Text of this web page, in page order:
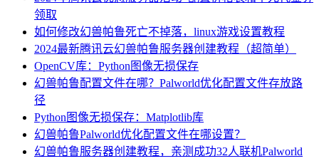
领取
如何修改幻兽帕鲁死亡不掉落，linux游戏设置教程
2024最新腾讯云幻兽帕鲁服务器创建教程（超简单）
OpenCV库：Python图像无损保存
幻兽帕鲁配置文件在哪？Palworld优化配置文件存放路
径
Python图像无损保存：Matplotlib库
幻兽帕鲁Palworld优化配置文件在哪设置？
幻兽帕鲁服务器创建教程，亲测成功32人联机Palworld